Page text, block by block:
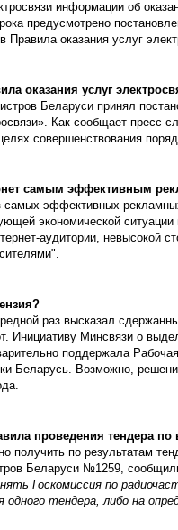
информации об
предусмотрено
Правила оказания услуг
оказания услуг
Беларуси принял
Как сообщает
совершенствования
самым эффективным
эффективных
экономической ситуации
аудитории, невысокой
раз высказал
Инициативу Минсвязи о
поддержала
Беларусь. Возможно,
проведения тендера
получить по результатам
Беларуси №1259,
Госкомиссия по
одного тендера, либо на